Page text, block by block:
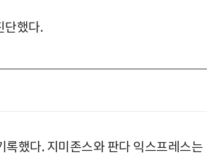
단했다.
했다. 지미존스와 판다 익스프레스는